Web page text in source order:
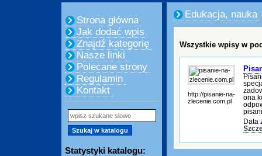
Strona główna
Jak dodać wpis
Znajdź kategorię
Nasze linki
Polecane strony
Regulamin
Kontakt
Statystyki katalogu:
Edukacja, nauka
Wszystkie wpisy w
http://pisanie-na-
zlecenie.com.pl
ona
Data